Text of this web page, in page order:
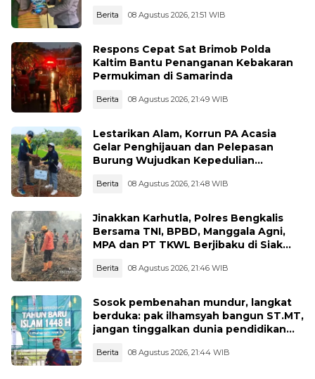
Berita 08 Agustus 2026, 21:51 WIB
Respons Cepat Sat Brimob Polda
Kaltim Bantu Penanganan Kebakaran
Permukiman di Samarinda
Berita 08 Agustus 2026, 21:49 WIB
Lestarikan Alam, Korrun PA Acasia
Gelar Penghijauan dan Pelepasan
Burung Wujudkan Kepedulian
Berita 08 Agustus 2026, 21:48 WIB
Jinakkan Karhutla, Polres Bengkalis
Bersama TNI, BPBD, Manggala Agni,
MPA dan PT TKWL Berjibaku di Siak
Berita 08 Agustus 2026, 21:46 WIB
Sosok pembenahan mundur, langkat
berduka: pak ilhamsyah bangun ST.MT,
jangan tinggalkan dunia pendidikan
Berita 08 Agustus 2026, 21:44 WIB